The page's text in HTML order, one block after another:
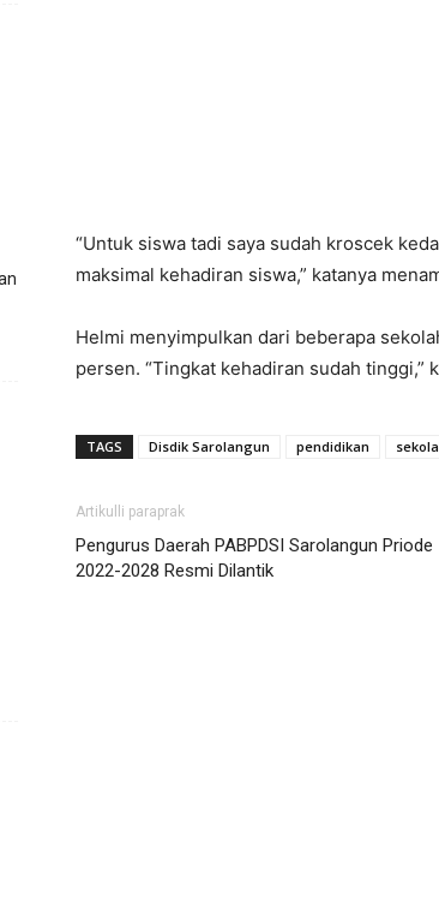
“Untuk siswa tadi saya sudah kroscek
maksimal kehadiran siswa,” katanya
Helmi menyimpulkan dari beberapa
persen. “Tingkat kehadiran sudah tinggi,”
TAGS Disdik Sarolangun pendidikan
Artikulli paraprak
Pengurus Daerah PABPDSI Sarolangun Priode
2022-2028 Resmi Dilantik